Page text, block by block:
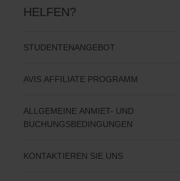
HELFEN?
STUDENTENANGEBOT
AVIS AFFILIATE PROGRAMM
ALLGEMEINE ANMIET- UND
BUCHUNGSBEDINGUNGEN
KONTAKTIEREN SIE UNS